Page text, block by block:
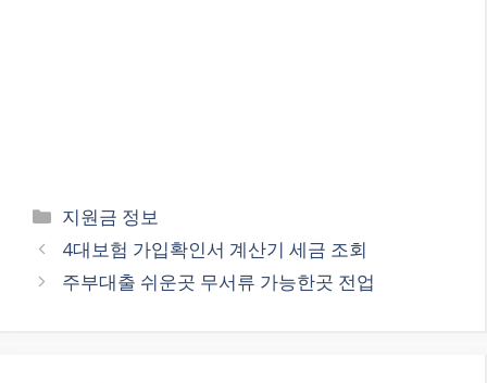
Categories
지원금 정보
4대보험 가입확인서 계산기 세금 조회
주부대출 쉬운곳 무서류 가능한곳 전업